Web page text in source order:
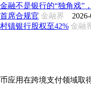
融不是银行的“独角戏”
席合规官 金融界
镇银行股权至42% 金融
应用在跨境支付领域取